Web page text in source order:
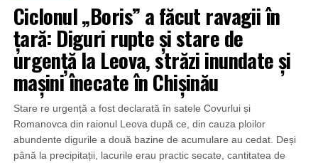
Ciclonul „Boris” a făcut ravagii în
țară: Diguri rupte și stare de
urgență la Leova, străzi inundate și
mașini înecate în Chișinău
Stare re urgență a fost declarată în satele Covurlui și
Romanovca din raionul Leova după ce, din cauza ploilor
abundente digurile a două bazine de acumulare au cedat. Deși
până la precipitații, lacurile erau practic secate, cantitatea de